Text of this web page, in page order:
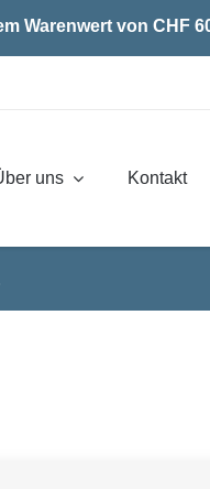
Warenwert von CHF
uns Kontakt